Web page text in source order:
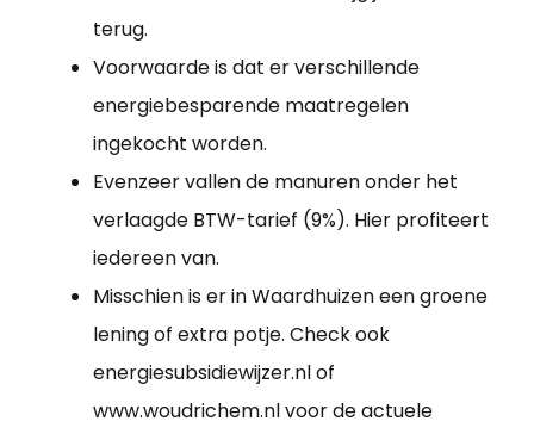
terug.
Voorwaarde is dat er verschillende
energiebesparende maatregelen
ingekocht worden.
Evenzeer vallen de manuren onder het
verlaagde BTW-tarief (9%). Hier profiteert
iedereen van.
Misschien is er in Waardhuizen een groene
lening of extra potje. Check ook
energiesubsidiewijzer.nl of
www.woudrichem.nl voor de actuele